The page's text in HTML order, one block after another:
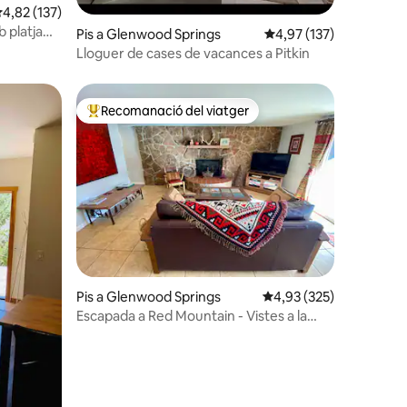
de puntuació mitjana d'un total de 5; 137 avaluacions
4,82 (137)
platja
Pis a Glenwood Springs 4,97 de puntuació
4,97 (137)
Lloguer de cases de vacances a Pitkin
Principals recomanacions dels viatgers
Recomanació del viatger
Pis a Glenwood Springs 4,93 de puntuació
4,93 (325)
Escapada a Red Mountain - Vistes a la